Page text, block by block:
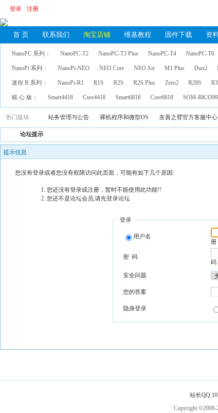
登录 注册
首 页 联系我们 淘宝店铺 维基教程 固件下载 资
NanoPC 系列： NanoPC-T2 NanoPC-T3 Plus NanoPC-T4 NanoPC-T6
NanoPi 系列： NanoPi-NEO NEO Core NEO Air M1 Plus Duo2
迷你 R 系列： NanoPi-R1 R1S R2S R2S Plus Zero2 R28S
核 心 板： Smart4418 Core4418 Smart6818 Core6818 SOM-
热门版块: 站务管理与公告 裸机程序和微型OS 友善之臂官方客服中心
论坛提示
提示信息
您没有登录或者您没有权限访问此页面，可能有如下几个原因:
您还没有登录或注册，暂时不能使用此功能!!
您还不是论坛会员,请先登录论坛
登录
用户名
册
密 码
码
安全问题
您的答案
隐身登录
站长
Copyright